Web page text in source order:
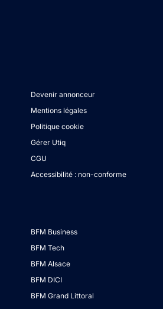
Devenir annonceur
Mentions légales
Politique cookie
Gérer Utiq
CGU
Accessibilité : non-conforme
BFM Business
BFM Tech
BFM Alsace
BFM DICI
BFM Grand Littoral